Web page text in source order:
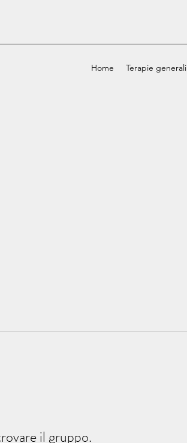
Home Terapie generali
il gruppo.